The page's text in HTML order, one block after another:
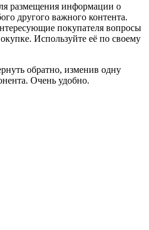
размещения информации о
другого важного контента.
покупателя вопросы
Используйте её по своему
обратно, изменив одну
Очень удобно.